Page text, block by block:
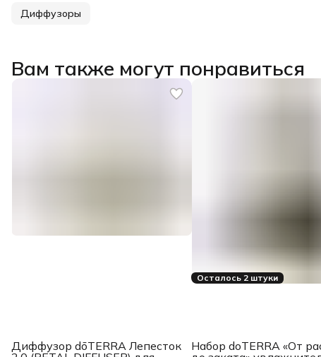
Диффузоры
Вам также могут понравиться
Диффузор dōTERRA Лепесток
Осталось 2 штуки
Набор doTERRA «От